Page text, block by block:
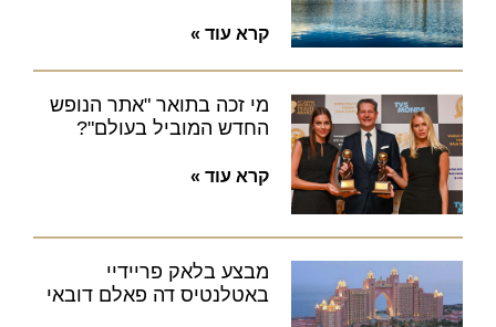
קרא עוד »
מי זכה בתואר "אתר הנופש
החדש המוביל בעולם"?
קרא עוד »
מבצע בלאק פריידיי
באטלנטיס דה פאלם דובאי